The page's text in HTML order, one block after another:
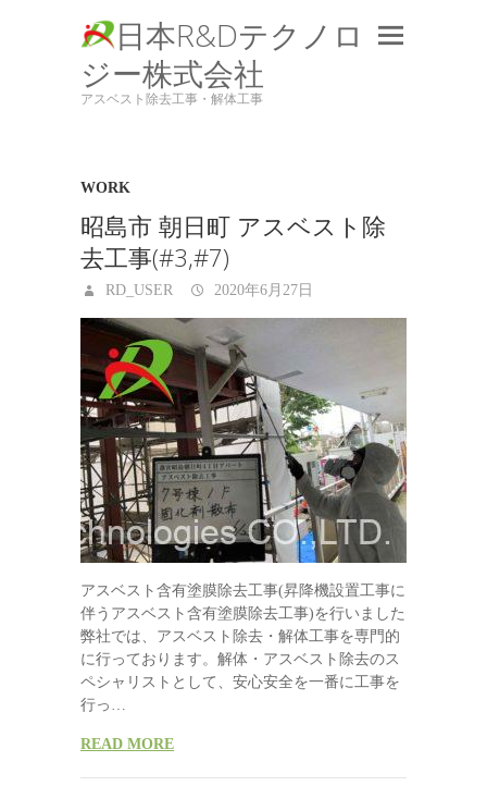
日本R&Dテクノロ
ジー株式会社
アスベスト除去工事・解体工事
WORK
昭島市 朝日町 アスベスト除
去工事(#3,#7)
RD_USER 2020年6月27日
アスベスト含有塗膜除去工事(昇降機設置工事に
伴うアスベスト含有塗膜除去工事)を行いました
弊社では、アスベスト除去・解体工事を専門的
に行っております。解体・アスベスト除去のス
ペシャリストとして、安心安全を一番に工事を
行っ…
READ MORE